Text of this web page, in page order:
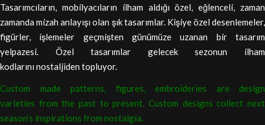
Tasarımcıların, mobilyacıların ilham aldığı özel, eğlenceli, zaman
zamanda mizah anlayışı olan şık tasarımlar. Kişiye özel desenlemeler,
figürler, işlemeler geçmişten günümüze uzanan bir tasarım
yelpazesi. Özel tasarımlar gelecek sezonun ilham
kodlarını nostaljiden topluyor.
Custom made patterns, figures, embroideries are design
varieties from the past to present. Custom designs collect next
season’s inspirations from nostalgia.